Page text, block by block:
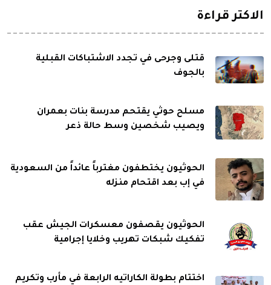
الاكثر قراءة
قتلى وجرحى في تجدد الاشتباكات القبلية
بالجوف
مسلح حوثي يقتحم مدرسة بنات بعمران
ويصيب شخصين وسط حالة ذعر
الحوثيون يختطفون مغترباً عائداً من السعودية
في إب بعد اقتحام منزله
الحوثيون يقصفون معسكرات الجيش عقب
تفكيك شبكات تهريب وخلايا إجرامية
اختتام بطولة الكاراتيه الرابعة في مأرب وتكريم